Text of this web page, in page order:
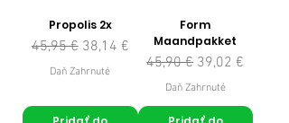
Propolis 2x
Normálna cena
45,95 € Zľavnená cena
38,14 €
Daň Zahrnuté
Form
Maandpakket
Normálna cena
45,90 € Zľavnená cena
39,02 €
Daň Zahrnuté